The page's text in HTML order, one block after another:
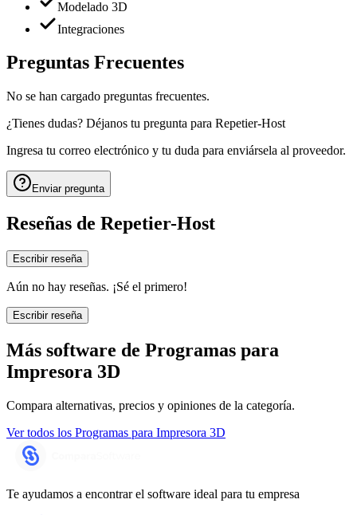
Modelado 3D
Integraciones
Preguntas Frecuentes
No se han cargado preguntas frecuentes.
¿Tienes dudas? Déjanos tu pregunta para Repetier-Host
Ingresa tu correo electrónico y tu duda para enviársela al proveedor.
Enviar pregunta
Reseñas de Repetier-Host
Escribir reseña
Aún no hay reseñas. ¡Sé el primero!
Escribir reseña
Más software de Programas para
Impresora 3D
Compara alternativas, precios y opiniones de la categoría.
Ver todos los Programas para Impresora 3D
Te ayudamos a encontrar el software ideal para tu empresa